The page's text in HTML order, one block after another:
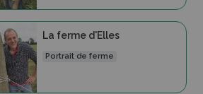
La ferme d'Elles
Portrait de ferme